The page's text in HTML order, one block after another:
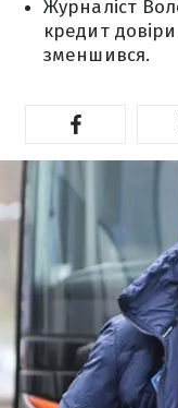
Журналіст
кредит
зменшився.